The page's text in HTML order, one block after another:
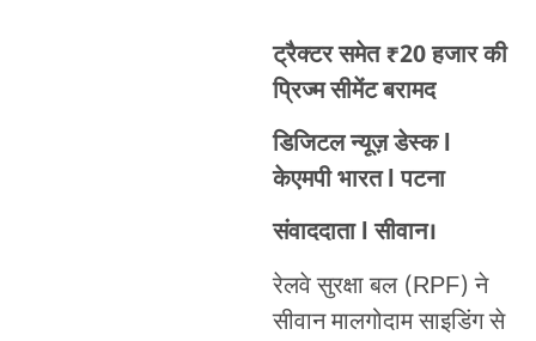
ट्रैक्टर समेत ₹20 हजार की
प्रिज्म सीमेंट बरामद
डिजिटल न्यूज़ डेस्क l
केएमपी भारत l पटना
संवाददाता l सीवान।
रेलवे सुरक्षा बल (RPF) ने
सीवान मालगोदाम साइडिंग से